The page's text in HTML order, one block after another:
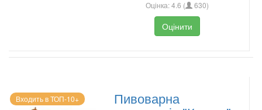
Оцінка:4.6 ( 630)
Оцінити
Входить в ТОП-10+ Пивоварна